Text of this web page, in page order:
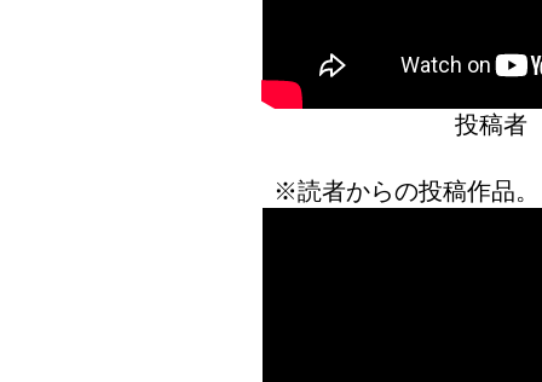
投稿
※読者からの投稿作品